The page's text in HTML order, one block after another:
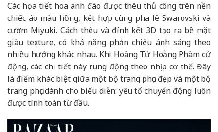
Các họa tiết hoa anh đào được thêu thủ công trên nền
chiếc áo màu hồng, kết hợp cùng pha lê Swarovski và
cườm Miyuki. Cách thêu và đính kết 3D tạo ra bề mặt
giàu texture, có khả năng phản chiếu ánh sáng theo
nhiều hướng khác nhau. Khi Hoàng Tử Hoằng Phàm cử
động, các chi tiết này rung động theo nhịp cơ thể. Đây
là điểm khác biệt giữa một bộ trang phục đẹp và một bộ
trang phục dành cho biểu diễn: yếu tố chuyển động luôn
được tính toán từ đầu.